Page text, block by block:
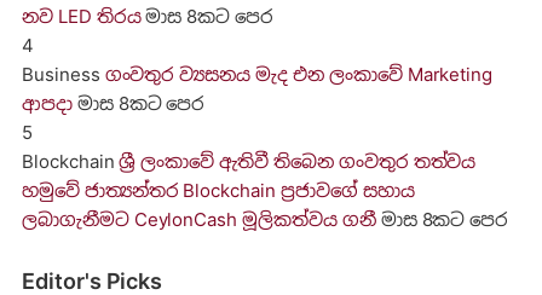
නව LED තිරයමාස 8කට පෙර
4
Business ගංවතුර ව්‍යසනය මැද එන ලංකාවේ Marketing
ආපදා මාස 8කට පෙර
5
Blockchain ශ්‍රී ලංකාවේ ඇතිවී තිබෙන ගංවතුර තත්වය
හමුවේ ජාත්‍යන්තර Blockchain ප්‍රජාවගේ සහාය
ලබාගැනීමට CeylonCash මූලිකත්වය ග​නී මාස 8කට පෙර
Editor's Picks